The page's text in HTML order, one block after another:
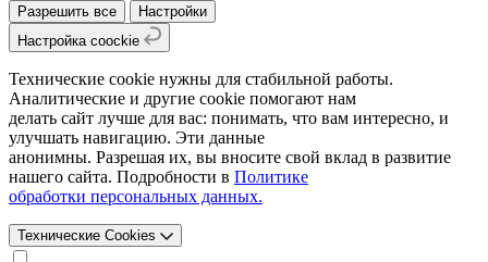
Разрешить все
Настройки
Настройка coockie
Технические cookie нужны для стабильной работы.
Аналитические и другие cookie помогают нам
делать сайт лучше для вас: понимать, что вам интересно, и
улучшать навигацию. Эти данные
анонимны. Разрешая их, вы вносите свой вклад в развитие
нашего сайта. Подробности в Политике
обработки персональных данных.
Технические Cookies